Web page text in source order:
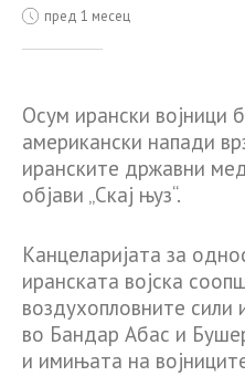
пред 1 месец
Осум ирански војници
американски напади
иранските државни
објави „Скај њуз“.
Канцеларијата за
иранската војска
воздухопловните
во Бандар Абас и
и имињата на